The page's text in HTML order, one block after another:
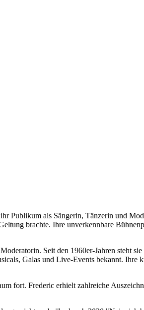
Publikum als Sängerin, Tänzerin und
brachte. Ihre unverkennbare
Seit den 1960er-Jahren steht
Galas und Live-Events bekannt. Ihre
fort. Frederic erhielt zahlreiche